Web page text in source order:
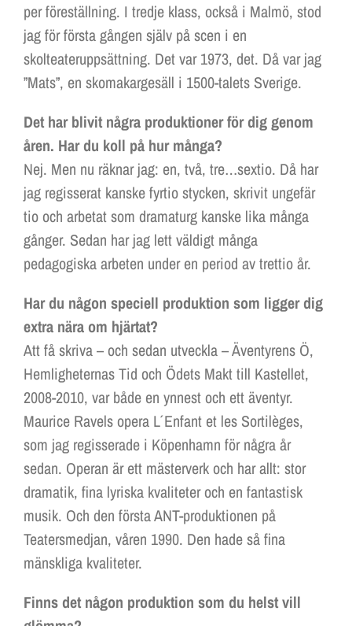
per föreställning. I tredje klass, också i Malmö, stod
jag för första gången själv på scen i en
skolteateruppsättning. Det var 1973, det. Då var jag
”Mats”, en skomakargesäll i 1500-talets Sverige.
Det har blivit några produktioner för dig genom
åren. Har du koll på hur många?
Nej. Men nu räknar jag: en, två, tre…sextio. Då har
jag regisserat kanske fyrtio stycken, skrivit ungefär
tio och arbetat som dramaturg kanske lika många
gånger. Sedan har jag lett väldigt många
pedagogiska arbeten under en period av trettio år.
Har du någon speciell produktion som ligger dig
extra nära om hjärtat?
Att få skriva – och sedan utveckla – Äventyrens Ö,
Hemligheternas Tid och Ödets Makt till Kastellet,
2008-2010, var både en ynnest och ett äventyr.
Maurice Ravels opera L´ Enfant et les Sortilèges,
som jag regisserade i Köpenhamn för några år
sedan. Operan är ett mästerverk och har allt: stor
dramatik, fina lyriska kvaliteter och en fantastisk
musik. Och den första ANT-produktionen på
Teatersmedjan, våren 1990. Den hade så fina
mänskliga kvaliteter.
Finns det någon produktion som du helst vill